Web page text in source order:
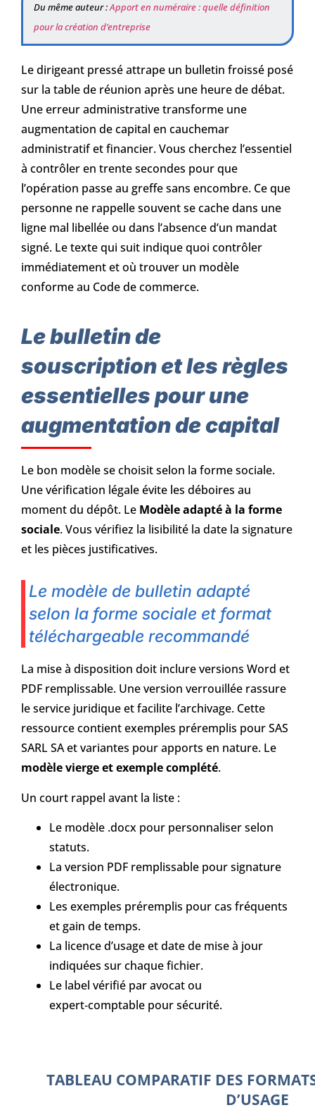
Du même auteur :Apport en numéraire : quelle définition
pour la création d’entreprise
Le dirigeant pressé attrape un bulletin froissé posé
sur la table de réunion après une heure de débat.
Une erreur administrative transforme une
augmentation de capital en cauchemar
administratif et financier. Vous cherchez l’essentiel
à contrôler en trente secondes pour que
l’opération passe au greffe sans encombre. Ce que
personne ne rappelle souvent se cache dans une
ligne mal libellée ou dans l’absence d’un mandat
signé. Le texte qui suit indique quoi contrôler
immédiatement et où trouver un modèle
conforme au Code de commerce.
Le bulletin de
souscription et les règles
essentielles pour une
augmentation de capital
Le bon modèle se choisit selon la forme sociale.
Une vérification légale évite les déboires au
moment du dépôt. Le Modèle adapté à la forme
sociale. Vous vérifiez la lisibilité la date la signature
et les pièces justificatives.
Le modèle de bulletin adapté
selon la forme sociale et format
téléchargeable recommandé
La mise à disposition doit inclure versions Word et
PDF remplissable. Une version verrouillée rassure
le service juridique et facilite l’archivage. Cette
ressource contient exemples préremplis pour SAS
SARL SA et variantes pour apports en nature. Le
modèle vierge et exemple complété.
Un court rappel avant la liste :
Le modèle .docx pour personnaliser selon
statuts.
La version PDF remplissable pour signature
électronique.
Les exemples préremplis pour cas fréquents
et gain de temps.
La licence d’usage et date de mise à jour
indiquées sur chaque fichier.
Le label vérifié par avocat ou
expert‑comptable pour sécurité.
TABLEAU COMPARATIF DES
D’USAGE